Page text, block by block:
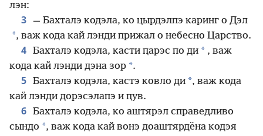
лэн:
3 — Бахталэ кодэла, ко цырдэлпэ каринг о Дэл
*, важ кода кай лэнди прижал о небесно Царство.
4 Бахталэ кодэла, касти ԥарэс по ди * , важ
кода кай лэнди дэна зор *.
5 Бахталэ кодэла, кастэ ковло ди *, важ кода
кай лэнди дорэсэлапэ и ԥув.
6 Бахталэ кодэла, ко аштярэл справедливо
сындо *, важ кода кай вонэ доаштярдёна кодэя